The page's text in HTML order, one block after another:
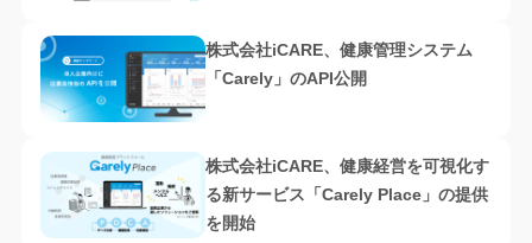
株式会社iCARE、健康管理システム
「Carely」のAPI公開
株式会社iCARE、健康経営を可視化す
る新サービス「Carely Place」の提供
を開始